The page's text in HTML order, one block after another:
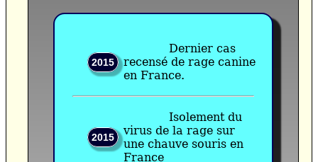
2015
Dernier cas
recensé de rage canine
en France.
2015
Isolement du
virus de la rage sur
une chauve souris en
France